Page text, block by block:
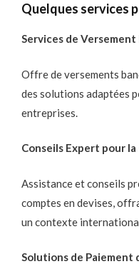
Quelques services
Services de
Offre de versements
des solutions adaptées
entreprises.
Conseils Expert pour
Assistance et conseils
comptes en devises,
un contexte
Solutions de Paiement